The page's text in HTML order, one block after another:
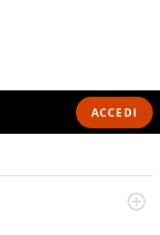
ACCEDI